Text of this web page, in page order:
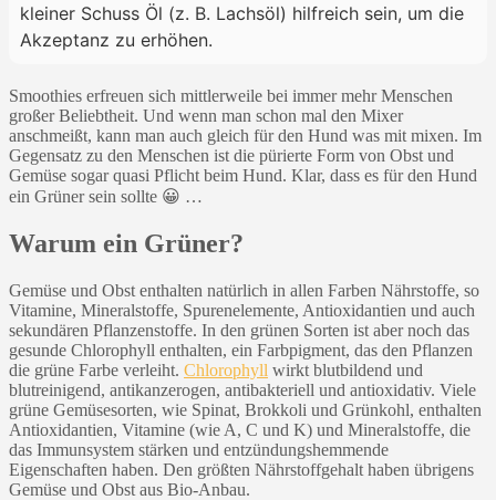
kleiner Schuss Öl (z. B. Lachsöl) hilfreich sein, um die
Akzeptanz zu erhöhen.
Smoothies erfreuen sich mittlerweile bei immer mehr Menschen
großer Beliebtheit. Und wenn man schon mal den Mixer
anschmeißt, kann man auch gleich für den Hund was mit mixen. Im
Gegensatz zu den Menschen ist die pürierte Form von Obst und
Gemüse sogar quasi Pflicht beim Hund. Klar, dass es für den Hund
ein Grüner sein sollte 😀 …
Warum ein Grüner?
Gemüse und Obst enthalten natürlich in allen Farben Nährstoffe, so
Vitamine, Mineralstoffe, Spurenelemente, Antioxidantien und auch
sekundären Pflanzenstoffe. In den grünen Sorten ist aber noch das
gesunde Chlorophyll enthalten, ein Farbpigment, das den Pflanzen
die grüne Farbe verleiht. Chlorophyll wirkt blutbildend und
blutreinigend, antikanzerogen, antibakteriell und antioxidativ. Viele
grüne Gemüsesorten, wie Spinat, Brokkoli und Grünkohl, enthalten
Antioxidantien, Vitamine (wie A, C und K) und Mineralstoffe, die
das Immunsystem stärken und entzündungshemmende
Eigenschaften haben. Den größten Nährstoffgehalt haben übrigens
Gemüse und Obst aus Bio-Anbau.